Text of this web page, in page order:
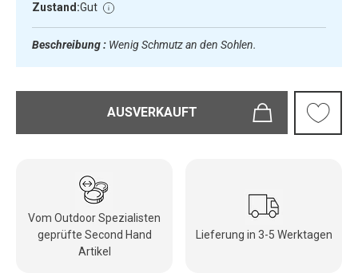
Zustand:Gut
Beschreibung : Wenig Schmutz an den Sohlen.
AUSVERKAUFT
Vom Outdoor Spezialisten
geprüfte Second Hand
Artikel
Lieferung in 3-5 Werktagen